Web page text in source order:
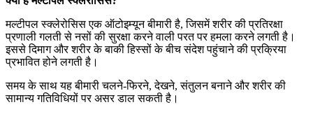
मल्टीपल स्क्लेरोसिस एक ऑटोइम्यून बीमारी है, जिसमें शरीर की प्रतिरक्षा
प्रणाली गलती से नसों की सुरक्षा करने वाली परत पर हमला करने लगती है।
इससे दिमाग और शरीर के बाकी हिस्सों के बीच संदेश पहुंचाने की प्रक्रिया
प्रभावित होने लगती है।
समय के साथ यह बीमारी चलने-फिरने, देखने, संतुलन बनाने और शरीर की
सामान्य गतिविधियों पर असर डाल सकती है।